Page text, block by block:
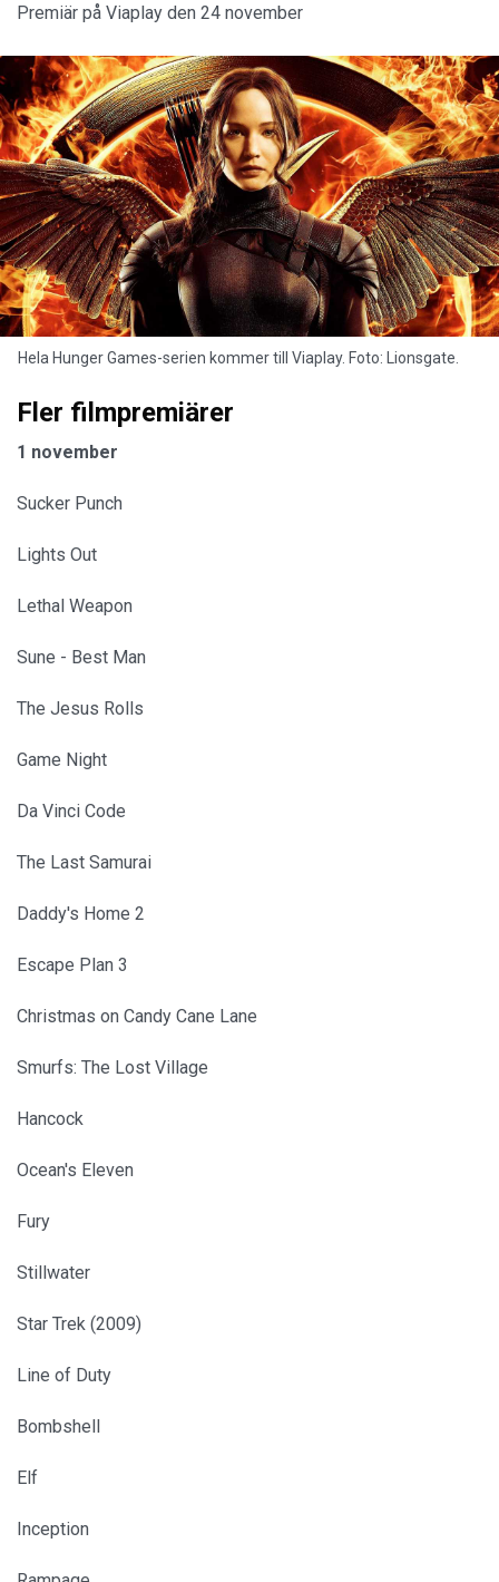
Premiär på Viaplay den 24 november
Hela Hunger Games-serien kommer till Viaplay. Foto: Lionsgate.
Fler filmpremiärer
1 november
Sucker Punch
Lights Out
Lethal Weapon
Sune - Best Man
The Jesus Rolls
Game Night
Da Vinci Code
The Last Samurai
Daddy's Home 2
Escape Plan 3
Christmas on Candy Cane Lane
Smurfs: The Lost Village
Hancock
Ocean's Eleven
Fury
Stillwater
Star Trek (2009)
Line of Duty
Bombshell
Elf
Inception